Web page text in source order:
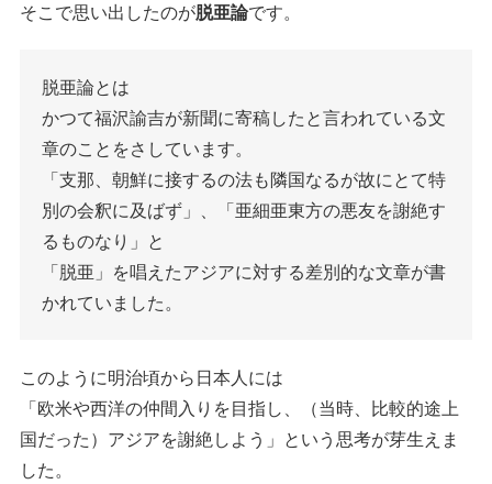
そこで思い出したのが脱亜論です。
脱亜論とは
かつて福沢諭吉が新聞に寄稿したと言われている文
章のことをさしています。
「支那、朝鮮に接するの法も隣国なるが故にとて特
別の会釈に及ばず」、「亜細亜東方の悪友を謝絶す
るものなり」と
「脱亜」を唱えたアジアに対する差別的な文章が書
かれていました。
このように明治頃から日本人には
「欧米や西洋の仲間入りを目指し、（当時、比較的途上
国だった）アジアを謝絶しよう」という思考が芽生えま
した。